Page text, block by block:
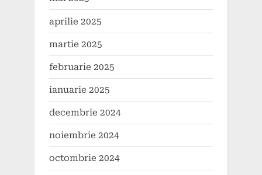
aprilie 2025
martie 2025
februarie 2025
ianuarie 2025
decembrie 2024
noiembrie 2024
octombrie 2024